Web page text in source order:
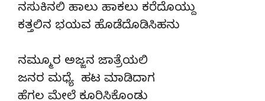
ನಸುಕಿನಲಿ ಹಾಲು ಹಾಕಲು ಕರೆದೊಯ್ದು
ಕತ್ತಲಿನ ಭಯವ ಹೊಡೆದೊಡಿಸಿಹನು
ನಮ್ಮೂರ ಅಜ್ಜನ ಜಾತ್ರೆಯಲಿ
ಜನರ ಮಧ್ಯೆ ಹಟ ಮಾಡಿದಾಗ
ಹೆಗಲ ಮೇಲೆ ಕೂರಿಸಿಕೊಂಡು